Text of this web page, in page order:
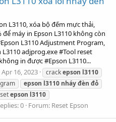
L3110, xóa bộ đếm mực thải,
máy in Epson L3110 không còn
L3110 Adjustment Program,
adjprog.exe #Tool reset
in được #Epson L3110...
Apr 16, 2023 crackepson l3110
epson l3110 nháyđèn đỏ
epson l3110
0 Forum: Reset Epson